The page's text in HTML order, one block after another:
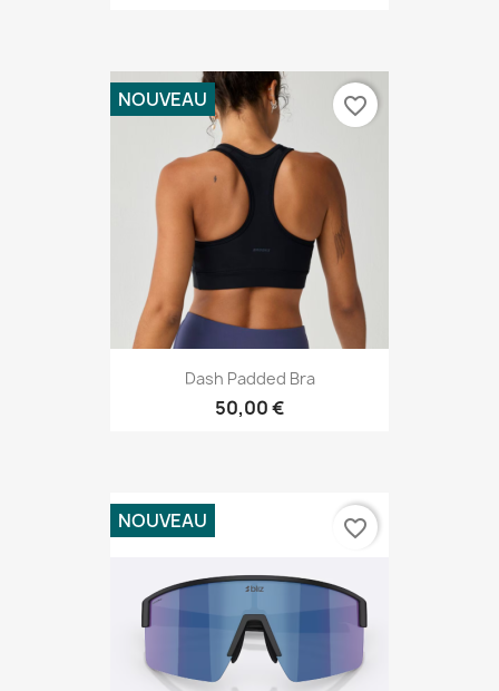
Dash Padded Bra
50,00 €
NOUVEAU favorite_border
NOUVEAU favorite_border